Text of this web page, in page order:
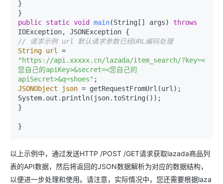
}
public static void main(String[] args)
throws
// 请求示例 url 默认请求参数已经URL编码处理
String url
=
"https://api.xxxxx.cn/lazada/item_search/?key=<
您自己的apiKey>&secret=<您自己的
apiSecret>&q=shoes"
JSONObject
json = getRequestFromUrl(url);
System.out.println(json.toString());
}
以上示例中，通过发送HTTP /POST /GET请求获取lazada商品列
表的API数据，然后将返回的JSON数据解析为对应的数据结构，
以便进一步处理和使用。请注意，实际情况中，您还需要根据laza